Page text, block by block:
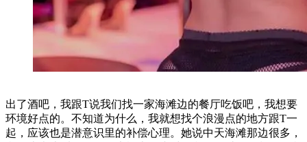
出了酒吧，我跟T说我们找一家海滩边的餐厅吃饭吧，我想要
环境好点的。不知道为什么，我就想找个浪漫点的地方跟T一
起，应该也是潜意识里的补偿心理。她说中天海滩那边很多，